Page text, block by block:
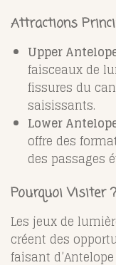
Attractions
Upper
faisceaux de
fissures du
saisissants.
Lower
offre des
des passages
Pourquoi Visiter ?
Les jeux de
créent des
faisant